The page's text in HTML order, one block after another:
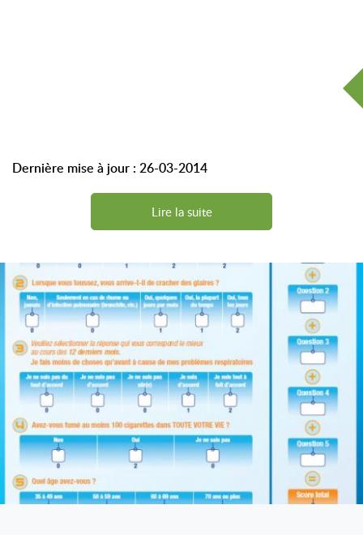
Avec l'aimable autorisation du laboratoire GSK et nos
remerciements.
Le pdf est téléchargeable sur cette icône&n
Dernière mise à jour : 26-03-2014
Lire la suite